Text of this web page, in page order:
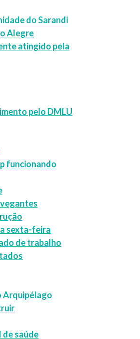
do Sarandi
Alegre
atingido pela
pelo DMLU
funcionando
sexta-feira
de trabalho
Arquipélago
saúde